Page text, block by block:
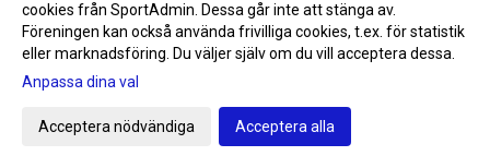
Hälsningar från Rio del 7 2016-08-13 08:52
Hälsningar från Rio del 6 2016-08-08 22:23
Hälsningar från Rio del 5
Hälsningar från Rio del 3
cookies från SportAdmin. Dessa går inte att stänga av.
Föreningen kan också använda frivilliga cookies, t.ex. för statistik
eller marknadsföring. Du väljer själv om du vill acceptera dessa.
Anpassa dina val
Acceptera nödvändiga Acceptera alla